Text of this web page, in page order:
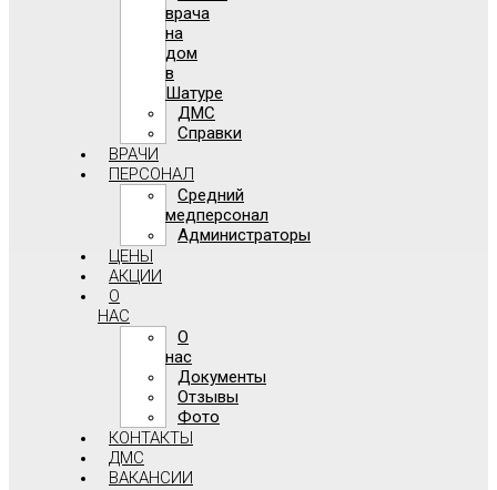
врача
на
дом
в
Шатуре
ДМС
Справки
ВРАЧИ
ПЕРСОНАЛ
Средний
медперсонал
Администраторы
ЦЕНЫ
АКЦИИ
О
НАС
О
нас
Документы
Отзывы
Фото
КОНТАКТЫ
ДМС
ВАКАНСИИ